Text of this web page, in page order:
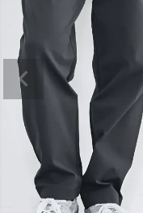
カラー
サイズ
モカオリーブ
M
LL
グレーブルー
M
L